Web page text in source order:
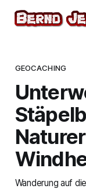
GEOCACHING
Wanderung auf